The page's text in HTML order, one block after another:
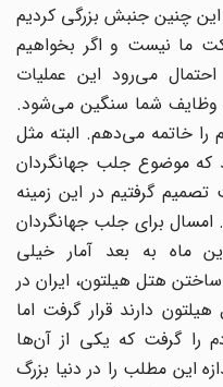
چنین جنبش بزرگی کردیم
ما نیست و اگر بخواهیم
می‌رود این عملیات
شما سنگین می‌شود.
خاتمه می‌دهم. البته مثل
موضوع جلب جهانگردان
گرفتیم در این زمینه
برای جلب جهانگردان
ماه به بعد آمار خیلی
هتل هیلتون، ایران در
دارند قرار گرفت اما
گرفت که یکی از آن‌ها
بی‌اندازه این مطلب را در دنیا بزرگ